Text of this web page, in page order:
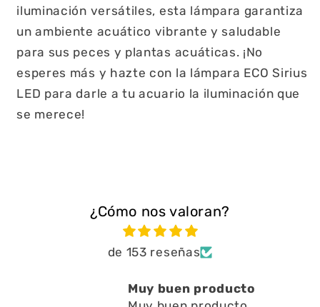
iluminación versátiles, esta lámpara garantiza
un ambiente acuático vibrante y saludable
para sus peces y plantas acuáticas. ¡No
esperes más y hazte con la lámpara ECO Sirius
LED para darle a tu acuario la iluminación que
se merece!
¿Cómo nos valoran?
de 153 reseñas
Está muy bien ayuda